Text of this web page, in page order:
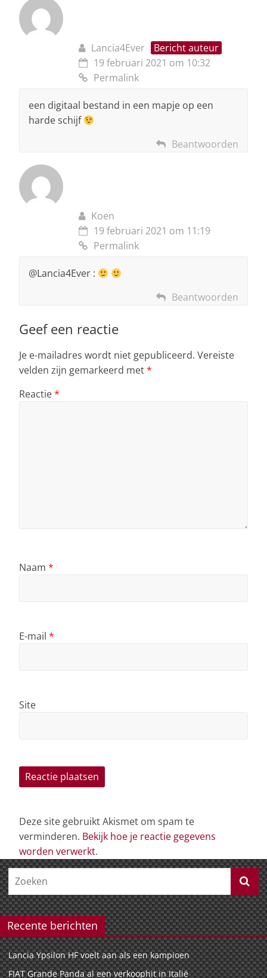
Lancia4Ever
Bericht auteur
19 februari 2021 om 10:32
Permalink
een digitaal bestand in een mapje op een
harde schijf
Beantwoorden
Koen
19 februari 2021 om 11:19
Permalink
@Lancia4Ever :
Beantwoorden
Geef een reactie
Je e-mailadres wordt niet gepubliceerd. Vereiste
velden zijn gemarkeerd met*
Reactie*
Naam *
E-mail *
Site
Deze site gebruikt Akismet om spam te
verminderen. Bekijk hoe je reactie gegevens
worden verwerkt.
Recente berichten
Lancia Ypsilon HF voelt aan als een kampioen
FIAT Grande Panda al een verkoophit in Italië